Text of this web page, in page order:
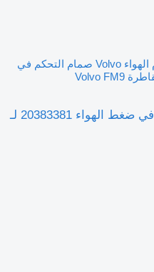
صمام الهواء Volvo صمام التحكم في
صمام الهواء Volvo صمام التحكم في ضغط الهواء 20383381 لـ